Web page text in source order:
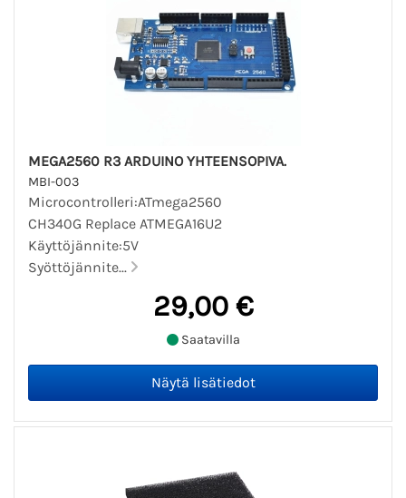
MEGA2560 R3 ARDUINO YHTEENSOPIVA.
MBI-003
Microcontrolleri:ATmega2560
CH340G Replace ATMEGA16U2
Käyttöjännite:5V
Syöttöjännite...
29,00 €
Saatavilla